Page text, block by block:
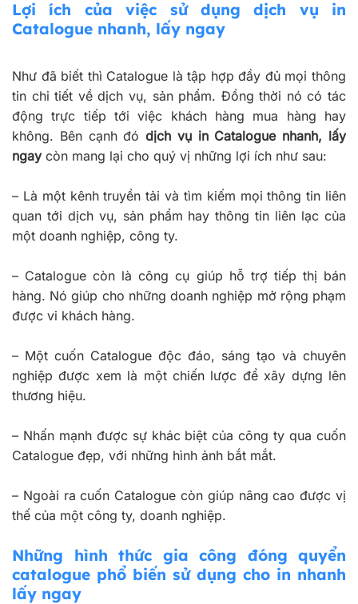
Lợi ích của việc sử dụng dịch vụ in
Catalogue nhanh, lấy ngay
Như đã biết thì Catalogue là tập hợp đầy đủ mọi thông
tin chi tiết về dịch vụ, sản phẩm. Đồng thời nó có tác
động trực tiếp tới việc khách hàng mua hàng hay
không. Bên cạnh đódịch vụ in Catalogue nhanh, lấy
ngaycòn mang lại cho quý vị những lợi ích như sau:
– Là một kênh truyền tải và tìm kiếm mọi thông tin liên
quan tới dịch vụ, sản phẩm hay thông tin liên lạc của
một doanh nghiệp, công ty.
– Catalogue còn là công cụ giúp hỗ trợ tiếp thị bán
hàng. Nó giúp cho những doanh nghiệp mở rộng phạm
được vi khách hàng.
– Một cuốn Catalogue độc đáo, sáng tạo và chuyên
nghiệp được xem là một chiến lược để xây dựng lên
thương hiệu.
– Nhấn mạnh được sự khác biệt của công ty qua cuốn
Catalogue đẹp, với những hình ảnh bắt mắt.
– Ngoài ra cuốn Catalogue còn giúp nâng cao được vị
thế của một công ty, doanh nghiệp.
Những hình thức gia công đóng quyển
catalogue phổ biến sử dụng cho in nhanh
lấy ngay